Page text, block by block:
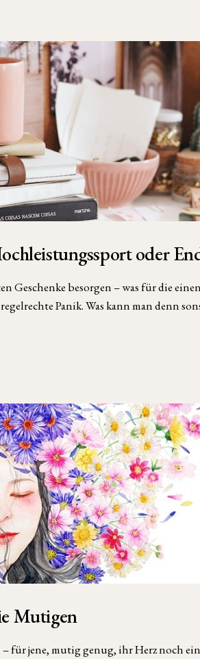
oder
Geschenke besorgen – was für die
Panik. Was kann man denn
Mutigen
für jene, mutig genug, ihr Herz noch